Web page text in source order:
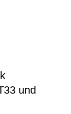
und